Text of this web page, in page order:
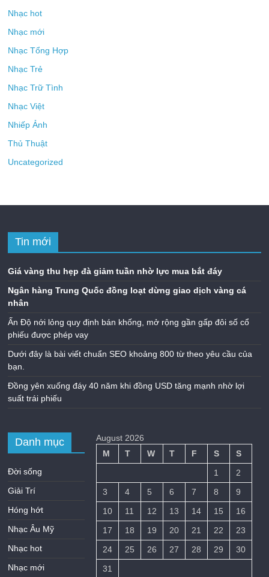
Nhạc hot
Nhạc mới
Nhạc Tổng Hợp
Nhạc Trẻ
Nhạc Trữ Tình
Nhạc Việt
Nhiếp Ảnh
Thủ Thuật
Uncategorized
Tin mới
Giá vàng thu hẹp đà giảm tuần nhờ lực mua bắt đáy
Ngân hàng Trung Quốc đồng loạt dừng giao dịch vàng cá
nhân
Ấn Độ nới lỏng quy định bán khống, mở rộng gần gấp đôi số cổ
phiếu được phép vay
Dưới đây là bài viết chuẩn SEO khoảng 800 từ theo yêu cầu của
bạn.
Đồng yên xuống đáy 40 năm khi đồng USD tăng mạnh nhờ lợi
suất trái phiếu
Danh mục
Đời sống
Giải Trí
Hóng hớt
Nhạc Âu Mỹ
Nhạc hot
Nhạc mới
August 2026
M
T W T F S
S
1
2
3
4 5 6 7 8
9
10
11 12 13 14 15
16
17
18 19 20 21 22
23
24
25 26 27 28 29
30
31